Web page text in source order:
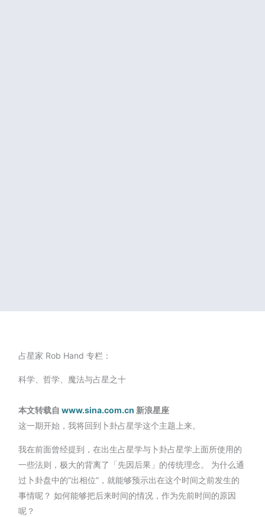
占星家 Rob Hand 专栏：
科学、哲学、魔法与占星之十
本文转载自www.sina.com.cn 新浪星座
这一期开始，我将回到卜卦占星学这个主题上来。
我在前面曾经提到，在出生占星学与卜卦占星学上面所使用的
一些法则，极大的背离了「先因后果」的传统理念。 为什么通
过卜卦盘中的”出相位”，就能够预示出在这个时间之前发生的
事情呢？ 如何能够把后来时间的情况，作为先前时间的原因
呢？